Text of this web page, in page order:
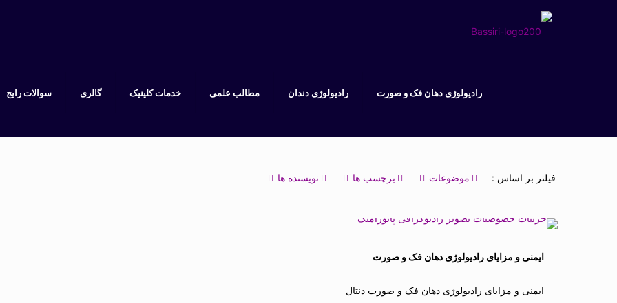
رادیولوژی دهان فک و صورت رادیولوژی دندان مطالب علمی خدمات کلینیک گالری سوالات رایج
فیلتر بر اساس : موضوعات برچسب ها نویسنده ها
ايمنی و مزایای رادیولوژی دهان فک و صورت
ايمنی و مزایای رادیولوژی دهان فک و صورت دنتال